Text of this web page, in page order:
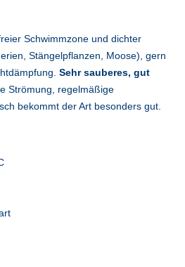
Schwimmzone und dichter
Stängelpflanzen, Moose), gern
Sehr sauberes, gut
Strömung, regelmäßige
bekommt der Art besonders gut.